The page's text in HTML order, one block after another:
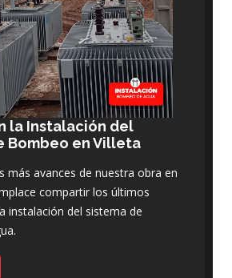
la Instalación del
Bombeo en Villeta
más avances de nuestra obra en
compartir los últimos
instalación del sistema de